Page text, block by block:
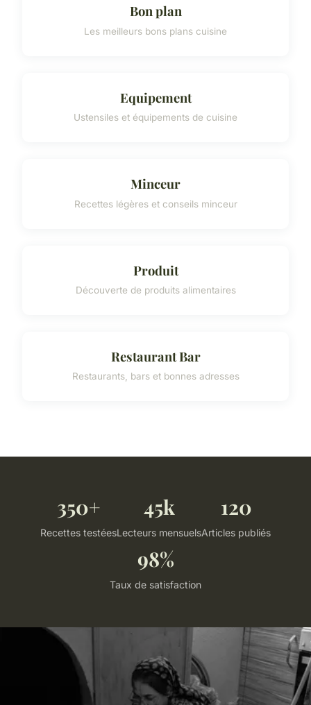
Bon plan
Les meilleurs bons plans cuisine
Equipement
Ustensiles et équipements de cuisine
Minceur
Recettes légères et conseils minceur
Produit
Découverte de produits alimentaires
Restaurant Bar
Restaurants, bars et bonnes adresses
350+
Recettes testées
45k
Lecteurs mensuels
120
Articles publiés
98%
Taux de satisfaction